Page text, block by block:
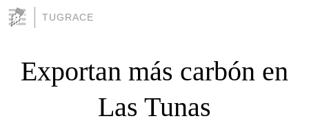
TUGRACE
Exportan más carbón en
Las Tunas